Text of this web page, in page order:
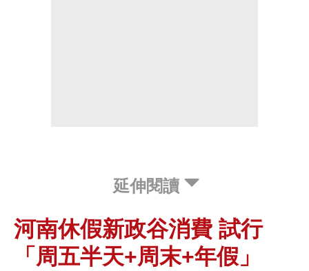
延伸閱讀
河南休假新政谷消費 試行
「周五半天+周末+年假」